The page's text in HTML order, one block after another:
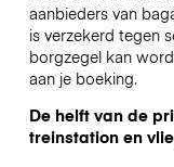
aanbieders van
is verzekerd tegen
borgzegel kan
aan je boeking.
De helft van de
treinstation en